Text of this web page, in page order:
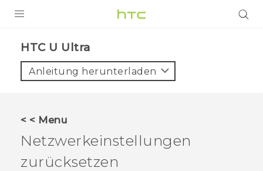
VIVE
VIVERSE
HTC U Ultra‎
Anleitung herunterladen
< < Menu
Netzwerkeinstellungen
zurücksetzen